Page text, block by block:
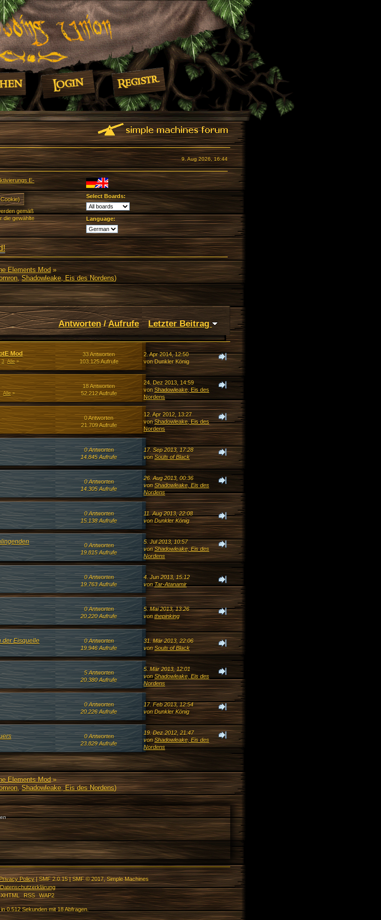
9. Aug 2026, 16:44
E-
gemäß
die gewählte
Select Boards:
Language:
Elements Mod»
,Shadowleake, Eis des Nordens)
Antworten/Aufrufe Letzter Beitrag
Mod
3 Alle»
33 Antworten
103.125 Aufrufe
2. Apr 2014, 12:50
von Dunkler König
Alle»
18 Antworten
52.212 Aufrufe
24. Dez 2013, 14:59
vonShadowleake, Eis des
Nordens
0 Antworten
21.709 Aufrufe
12. Apr 2012, 13:27
vonShadowleake, Eis des
Nordens
0 Antworten
14.845 Aufrufe
17. Sep 2013, 17:28
vonSouls of Black
0 Antworten
14.305 Aufrufe
26. Aug 2013, 00:36
vonShadowleake, Eis des
Nordens
0 Antworten
15.138 Aufrufe
11. Aug 2013, 22:08
von Dunkler König
0 Antworten
19.815 Aufrufe
5. Jul 2013, 10:57
vonShadowleake, Eis des
Nordens
0 Antworten
19.763 Aufrufe
4. Jun 2013, 15:12
vonTar-Atanamir
0 Antworten
20.220 Aufrufe
5. Mai 2013, 13:26
vonthepinking
der Eisquelle
0 Antworten
19.946 Aufrufe
31. Mär 2013, 22:06
vonSouls of Black
5 Antworten
20.380 Aufrufe
5. Mär 2013, 12:01
vonShadowleake, Eis des
Nordens
0 Antworten
20.226 Aufrufe
17. Feb 2013, 12:54
von Dunkler König
0 Antworten
23.829 Aufrufe
19. Dez 2012, 21:47
vonShadowleake, Eis des
Nordens
Elements Mod»
,Shadowleake, Eis des Nordens)
Policy|SMF 2.0.15|SMF © 2017,Simple Machines
Datenschutzerklärung
XHTML
RSS WAP2
0.512 Sekunden mit 18 Abfragen.